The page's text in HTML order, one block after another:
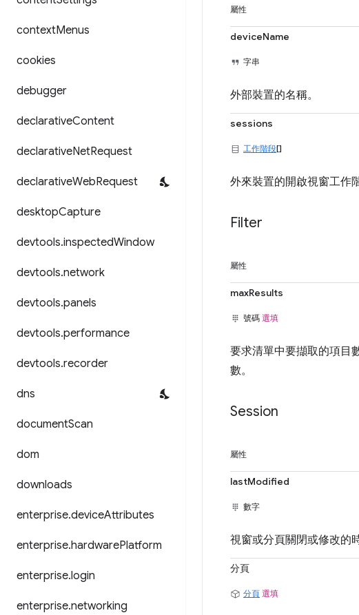
contextMenus
cookies
debugger
declarativeContent
declarativeNetRequest
declarativeWebRequest
desktopCapture
devtools.inspectedWindow
devtools.network
devtools.panels
devtools.performance
devtools.recorder
dns
documentScan
dom
downloads
enterprise.deviceAttributes
enterprise.hardwarePlatform
enterprise.login
enterprise.networking
屬性
deviceName
字串
外部裝置的名稱。
sessions
工作階段[]
外來裝置的開啟視窗工作
Filter
屬性
maxResults
號碼 選填
要求清單中要擷取的項目
數。
Session
屬性
lastModified
數字
視窗或分頁關閉或修改的
分頁
分頁 選填